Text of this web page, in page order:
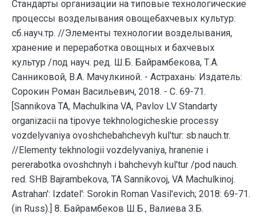
Стандарты организации на типовые технологические
процессы возделывания овощебахчевых культур:
сб.науч.тр. //Элементы технологии возделывания,
хранение и переработка овощных и бахчевых
культур /под науч. ред. Ш.Б. Байрамбекова, Т.А.
Санниковой, В.А. Мачулкиной. - Астрахань: Издатель:
Сорокин Роман Васильевич, 2018. - С. 69-71.
[Sannikova TA, Machulkina VA, Pavlov LV Standarty
organizacii na tipovye tekhnologicheskie processy
vozdelyvaniya ovoshchebahchevyh kul'tur: sb.nauch.tr.
//Elementy tekhnologii vozdelyvaniya, hranenie i
pererabotka ovoshchnyh i bahchevyh kul'tur /pod nauch.
red. SHB Bajrambekova, TA Sannikovoj, VA Machulkinoj.
Astrahan': Izdatel': Sorokin Roman Vasil'evich; 2018: 69-71.
(in Russ).] 8. Байрамбеков Ш.Б., Валиева З.Б.